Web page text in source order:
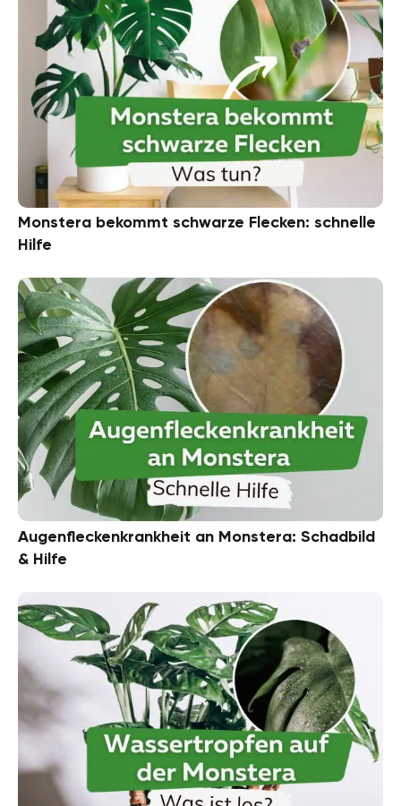
Monstera bekommt schwarze Flecken: schnelle
Hilfe
Augenfleckenkrankheit an Monstera: Schadbild
& Hilfe